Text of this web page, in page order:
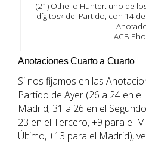
(21) Othello Hunter. uno de
dígitos» del Partido, con 14
ACB
Anotaciones Cuarto a Cuarto
Si nos fijamos en las
Partido de Ayer (26 a 24 en
Madrid; 31 a 26 en el
23 en el Tercero, +9 para el
Último, +13 para el Madrid),